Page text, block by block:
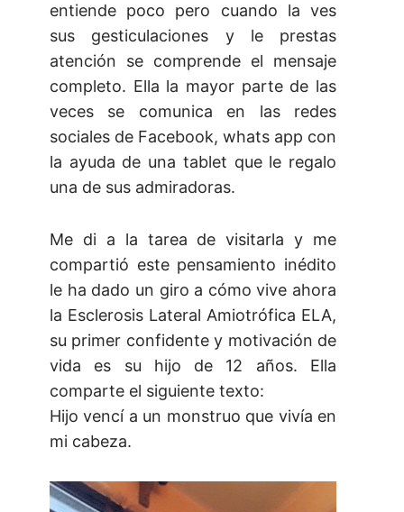
entiende poco pero cuando la ves
sus gesticulaciones y le prestas
atención se comprende el mensaje
completo. Ella la mayor parte de las
veces se comunica en las redes
sociales de Facebook, whats app con
la ayuda de una tablet que le regalo
una de sus admiradoras.
Me di a la tarea de visitarla y me
compartió este pensamiento inédito
le ha dado un giro a cómo vive ahora
la Esclerosis Lateral Amiotrófica ELA,
su primer confidente y motivación de
vida es su hijo de 12 años. Ella
comparte el siguiente texto:
Hijo vencí a un monstruo que vivía en
mi cabeza.